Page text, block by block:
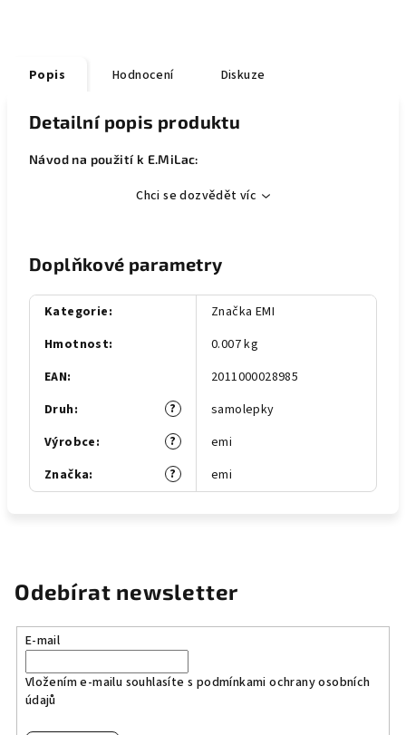
Popis Hodnocení Diskuze
Detailní popis produktu
Návod na použití k E.MiLac:
Chci se dozvědět víc
Doplňkové parametry
Kategorie:
Značka EMI
Hmotnost:
0.007 kg
EAN:
2011000028985
?
Druh:
samolepky
?
Výrobce:
emi
?
Značka: emi
Odebírat newsletter
E-mail
Vložením e-mailu souhlasíte s podmínkami ochrany osobních
údajů